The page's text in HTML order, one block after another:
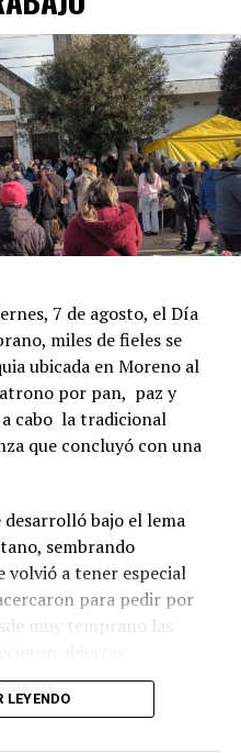
7 de agosto, el Día
miles de fieles se
ubicada en Moreno al
por pan, paz y
cabo la tradicional
que concluyó con una
desarrolló bajo el lema
sembrando
volvió a tener especial
para pedir por
muy temprano las
de Moreno al
LEYENDO